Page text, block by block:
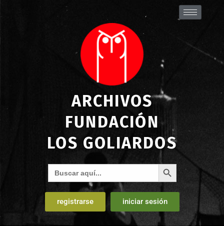
ARCHIVOS
FUNDACIÓN
LOS GOLIARDOS
Buscar: Botón de búsqueda
registrarse iniciar sesión